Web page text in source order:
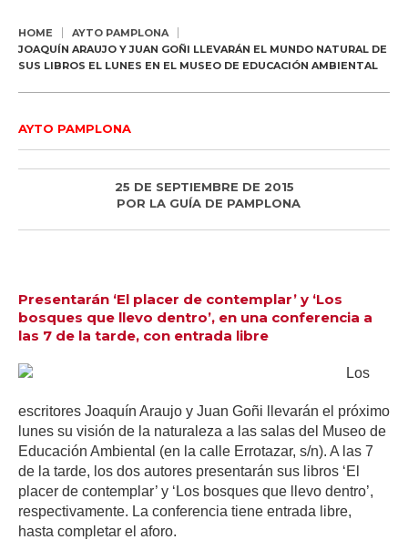
HOME
AYTO PAMPLONA
JOAQUÍN ARAUJO Y JUAN GOÑI LLEVARÁN EL MUNDO NATURAL DE
SUS LIBROS EL LUNES EN EL MUSEO DE EDUCACIÓN AMBIENTAL
AYTO PAMPLONA
25 DE SEPTIEMBRE DE 2015
POR LA GUÍA DE PAMPLONA
Presentarán ‘El placer de contemplar’ y ‘Los
bosques que llevo dentro’, en una conferencia a
las 7 de la tarde, con entrada libre
Los
escritores Joaquín Araujo y Juan Goñi llevarán el próximo
lunes su visión de la naturaleza a las salas del Museo de
Educación Ambiental (en la calle Errotazar, s/n). A las 7
de la tarde, los dos autores presentarán sus libros ‘El
placer de contemplar’ y ‘Los bosques que llevo dentro’,
respectivamente. La conferencia tiene entrada libre,
hasta completar el aforo.